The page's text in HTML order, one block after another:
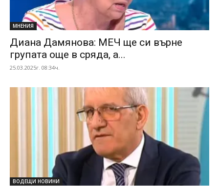
МНЕНИЯ
Диана Дамянова: МЕЧ ще си върне
групата още в сряда, а...
25.03.2025г. 08:34ч.
ВОДЕЩИ НОВИНИ